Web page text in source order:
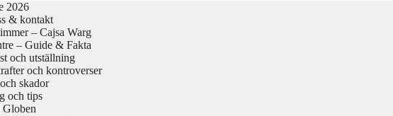
2026
& kontakt
– Cajsa Warg
– Guide & Fakta
och utställning
och kontroverser
skador
och tips
Globen